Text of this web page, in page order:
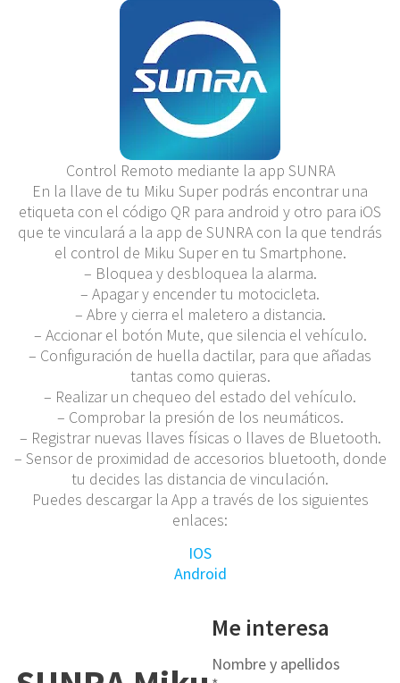
Control Remoto mediante la app SUNRA
En la llave de tu Miku Super podrás encontrar una
etiqueta con el código QR para android y otro para iOS
que te vinculará a la app de SUNRA con la que tendrás
el control de Miku Super en tu Smartphone.
– Bloquea y desbloquea la alarma.
– Apagar y encender tu motocicleta.
– Abre y cierra el maletero a distancia.
– Accionar el botón Mute, que silencia el vehículo.
– Configuración de huella dactilar, para que añadas
tantas como quieras.
– Realizar un chequeo del estado del vehículo.
– Comprobar la presión de los neumáticos.
– Registrar nuevas llaves físicas o llaves de Bluetooth.
– Sensor de proximidad de accesorios bluetooth, donde
tu decides las distancia de vinculación.
Puedes descargar la App a través de los siguientes
enlaces:
IOS
Android
Me interesa
Nombre y apellidos